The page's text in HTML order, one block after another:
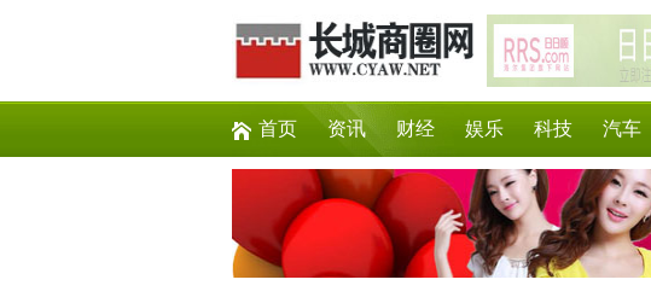
首页 资讯 财经 娱乐 科技 汽车